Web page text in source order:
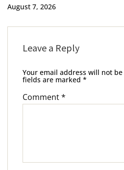
August 7, 2026
Leave a Reply
Your email address will not
fields are marked *
Comment*